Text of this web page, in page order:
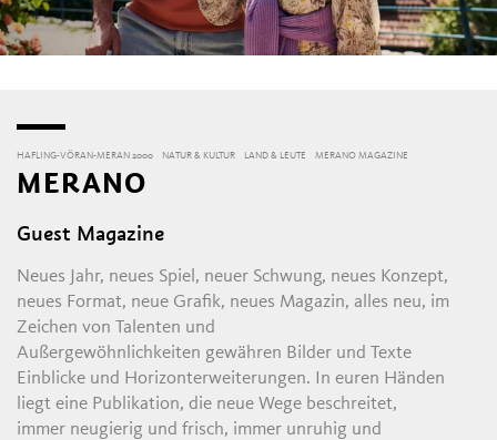
HAFLING-VÖRAN-MERAN 2000 NATUR & KULTUR LAND & LEUTE MERANO MAGAZINE
MERANO
Guest Magazine
Neues Jahr, neues Spiel, neuer Schwung, neues Konzept,
neues Format, neue Grafik, neues Magazin, alles neu, im
Zeichen von Talenten und
Außergewöhnlichkeiten gewähren Bilder und Texte
Einblicke und Horizonterweiterungen. In euren Händen
liegt eine Publikation, die neue Wege beschreitet,
immer neugierig und frisch, immer unruhig und